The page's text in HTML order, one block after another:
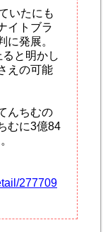
いたにも
イトブラ
に発展。
と明かし
えの可能
んちむの
むに3億84
277709